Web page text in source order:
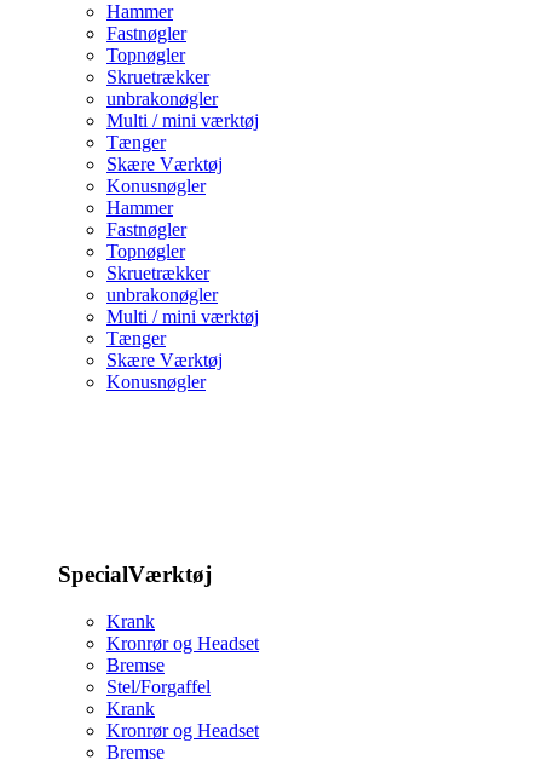
Hammer
Fastnøgler
Topnøgler
Skruetrækker
unbrakonøgler
Multi / mini værktøj
Tænger
Skære Værktøj
Konusnøgler
Hammer
Fastnøgler
Topnøgler
Skruetrækker
unbrakonøgler
Multi / mini værktøj
Tænger
Skære Værktøj
Konusnøgler
SpecialVærktøj
Krank
Kronrør og Headset
Bremse
Stel/Forgaffel
Krank
Kronrør og Headset
Bremse